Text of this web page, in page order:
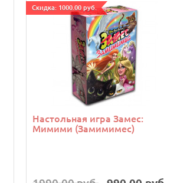
Cкидка: 1000.00 руб.
Настольная игра Замес:
Мимими (Замимимес)